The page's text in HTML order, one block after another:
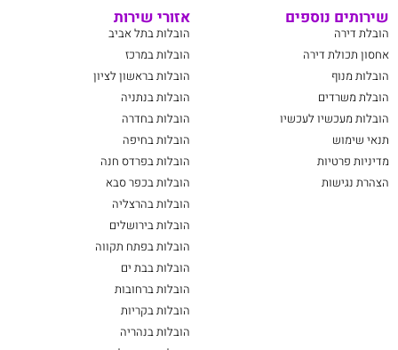
שירותים נוספים
הובלת דירה
אחסון תכולת דירה
הובלות מנוף
הובלת משרדים
הובלות מעכשיו לעכשיו
תנאי שימוש
מדיניות פרטיות
הצהרת נגישות
אזורי שירות
הובלות בתל אביב
הובלות במרכז
הובלות בראשון לציון
הובלות בנתניה
הובלות בחדרה
הובלות בחיפה
הובלות בפרדס חנה
הובלות בכפר סבא
הובלות בהרצליה
הובלות בירושלים
הובלות בפתח תקווה
הובלות בבת ים
הובלות ברחובות
הובלות בקריות
הובלות בנהריה